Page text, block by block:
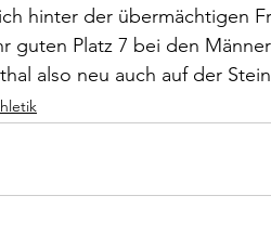
hinter der übermächtigen
guten Platz 7 bei den
also neu auch auf der